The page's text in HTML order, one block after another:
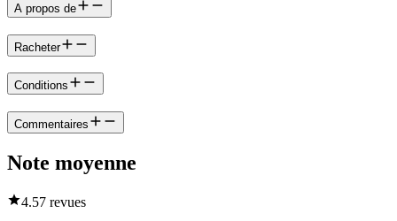
A propos de
Racheter
Conditions
Commentaires
Note moyenne
4.57 revues